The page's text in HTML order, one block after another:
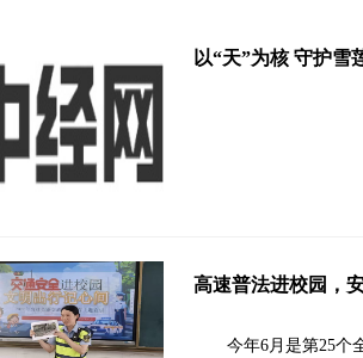
以“天”为核 守护雪
高速普法进校园，
今年6月是第25个